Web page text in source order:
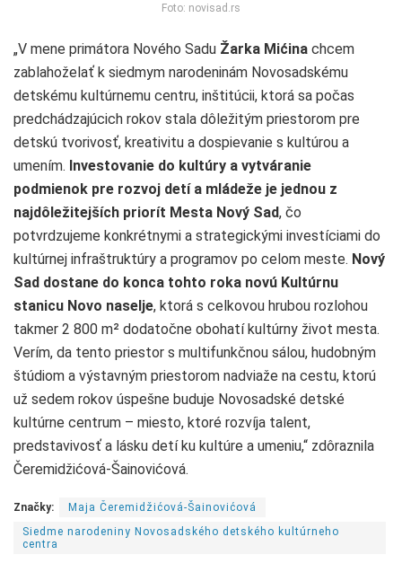
Foto: novisad.rs
„V mene primátora Nového Sadu Žarka Mićina chcem
zablahoželať k siedmym narodeninám Novosadskému
detskému kultúrnemu centru, inštitúcii, ktorá sa počas
predchádzajúcich rokov stala dôležitým priestorom pre
detskú tvorivosť, kreativitu a dospievanie s kultúrou a
umením. Investovanie do kultúry a vytváranie
podmienok pre rozvoj detí a mládeže je jednou z
najdôležitejších priorít Mesta Nový Sad, čo
potvrdzujeme konkrétnymi a strategickými investíciami do
kultúrnej infraštruktúry a programov po celom meste. Nový
Sad dostane do konca tohto roka novú Kultúrnu
stanicu Novo naselje, ktorá s celkovou hrubou rozlohou
takmer 2 800 m² dodatočne obohatí kultúrny život mesta.
Verím, da tento priestor s multifunkčnou sálou, hudobným
štúdiom a výstavným priestorom nadviaže na cestu, ktorú
už sedem rokov úspešne buduje Novosadské detské
kultúrne centrum – miesto, ktoré rozvíja talent,
predstavivosť a lásku detí ku kultúre a umeniu,“ zdôraznila
Čeremidžićová-Šainovićová.
Značky:
Maja Čeremidžićová-Šainovićová
Siedme narodeniny Novosadského detského kultúrneho
centra